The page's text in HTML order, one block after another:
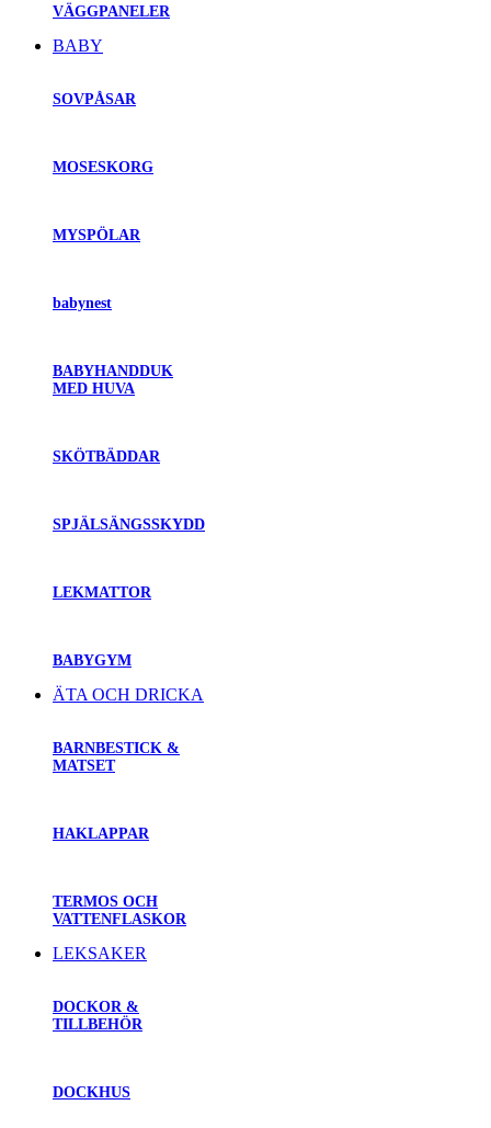
VÄGGPANELER
BABY
SOVPÅSAR
MOSESKORG
MYSPÖLAR
babynest
BABYHANDDUK
MED HUVA
SKÖTBÄDDAR
SPJÄLSÄNGSSKYDD
LEKMATTOR
BABYGYM
ÄTA OCH DRICKA
BARNBESTICK &
MATSET
HAKLAPPAR
TERMOS OCH
VATTENFLASKOR
LEKSAKER
DOCKOR &
TILLBEHÖR
DOCKHUS